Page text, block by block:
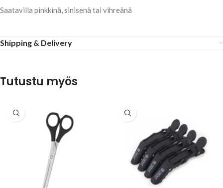
Saatavilla pinkkinä, sinisenä tai vihreänä
Shipping & Delivery
Tutustu myös